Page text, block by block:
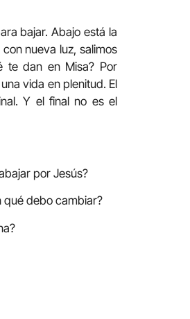
bajar. Abajo está la
nueva luz, salimos
te dan en Misa? Por
vida en plenitud. El
Y el final no es el
por Jesús?
qué debo cambiar?